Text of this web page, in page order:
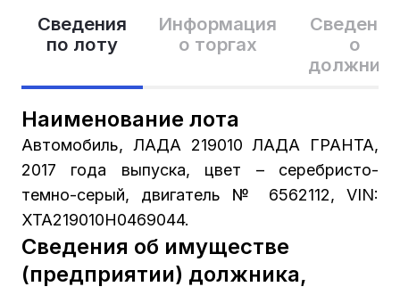
Сведения
по лоту
Информация
о торгах
Сведения
о
Наименование лота
Автомобиль, ЛАДА 219010 ЛАДА ГРАНТА,
2017 года выпуска, цвет – серебристо-
темно-серый, двигатель № 6562112, VIN:
XTA219010H0469044.
Сведения об имуществе
(предприятии) должника,